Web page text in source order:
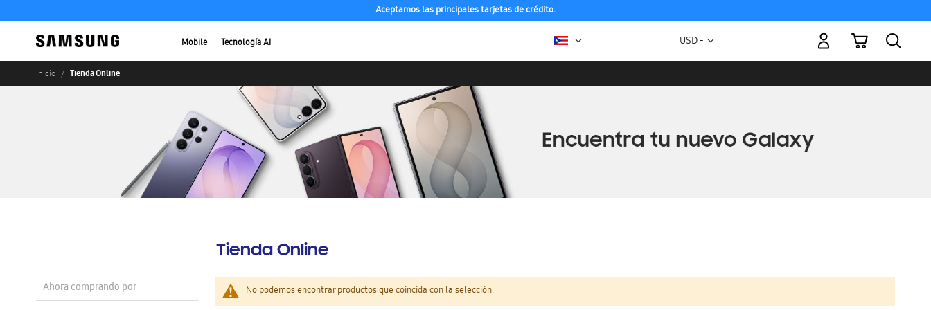
Aceptamos las principales tarjetas de crédito.
Mobile Tecnología AI Moneda
USD -
Mi carrito
Inicio Tienda Online
Tienda Online
No podemos encontrar productos que coincida con la selección.
Ahora comprando por